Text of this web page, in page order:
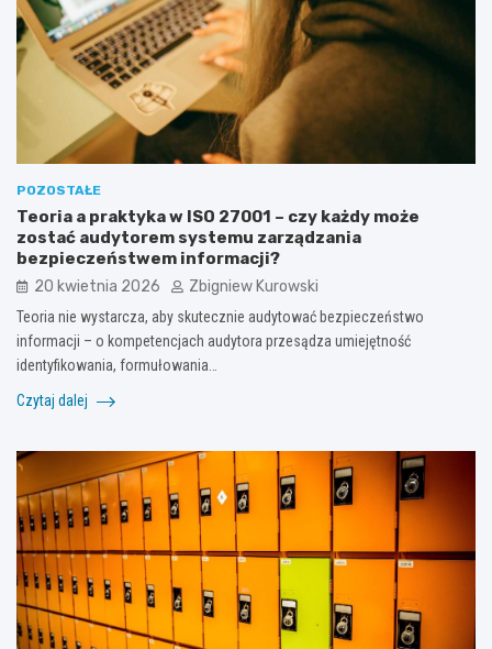
POZOSTAŁE
Teoria a praktyka w ISO 27001 – czy każdy może
zostać audytorem systemu zarządzania
bezpieczeństwem informacji?
20 kwietnia 2026 Zbigniew Kurowski
Teoria nie wystarcza, aby skutecznie audytować bezpieczeństwo
informacji – o kompetencjach audytora przesądza umiejętność
identyfikowania, formułowania…
Czytaj dalej